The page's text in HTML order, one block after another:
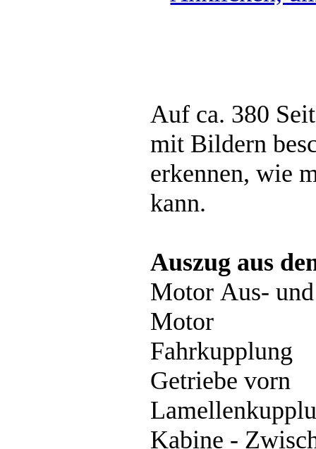
Auf ca. 380
mit Bildern
erkennen, wie
kann.
Auszug aus
Motor Aus-
Motor
Fahrkupplung
Getriebe vorn
Kabine -